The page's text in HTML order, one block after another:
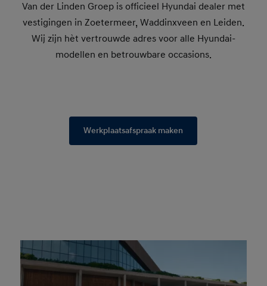
Van der Linden Groep is officieel Hyundai dealer met
vestigingen in Zoetermeer, Waddinxveen en Leiden.
Wij zijn hèt vertrouwde adres voor alle Hyundai-
modellen en betrouwbare occasions.
Werkplaatsafspraak maken